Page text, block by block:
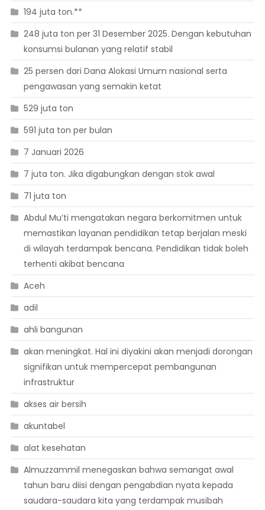
194 juta ton.**
248 juta ton per 31 Desember 2025. Dengan kebutuhan
konsumsi bulanan yang relatif stabil
25 persen dari Dana Alokasi Umum nasional serta
pengawasan yang semakin ketat
529 juta ton
591 juta ton per bulan
7 Januari 2026
7 juta ton. Jika digabungkan dengan stok awal
71 juta ton
Abdul Mu’ti mengatakan negara berkomitmen untuk
memastikan layanan pendidikan tetap berjalan meski
di wilayah terdampak bencana. Pendidikan tidak boleh
terhenti akibat bencana
Aceh
adil
ahli bangunan
akan meningkat. Hal ini diyakini akan menjadi dorongan
signifikan untuk mempercepat pembangunan
infrastruktur
akses air bersih
akuntabel
alat kesehatan
Almuzzammil menegaskan bahwa semangat awal
tahun baru diisi dengan pengabdian nyata kepada
saudara-saudara kita yang terdampak musibah